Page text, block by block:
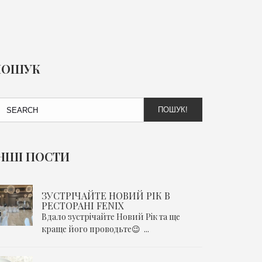
ПОШУК!
ПОСТИ
ЗУСТРІЧАЙТЕ НОВИЙ РІК В
РЕСТОРАНІ FENIX
Вдало зустрічайте Новий Рік та ще
краще його проводьте😉 ...